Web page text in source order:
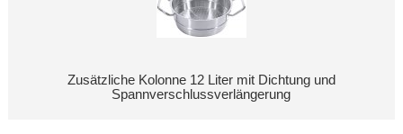
Zusätzliche Kolonne 12 Liter mit Dichtung und
Spannverschlussverlängerung